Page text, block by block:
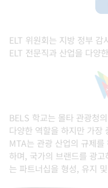
ELT 위원회는 지방 정부 감
ELT 전문직과 산업을 다양
BELS 학교는 몰타 관광청
다양한 역할을 하지만 가장
MTA는 관광 산업의 규제
하며, 국가의 브랜드를 광
는 파트너십을 형성, 유지